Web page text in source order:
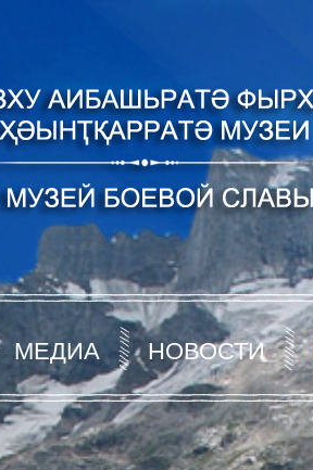
МЕДИА НОВОСТИ